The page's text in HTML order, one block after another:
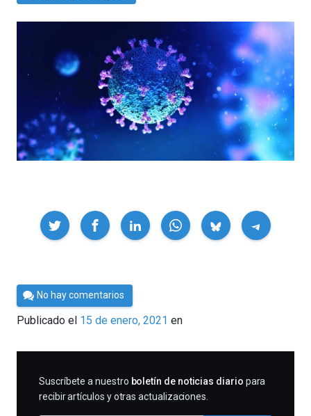
Compartir
Por
César
Tomé
No hay comentarios
Publicado el 15 de enero, 2021 en
SUSCRIBIRME
Suscríbete a nuestro boletín de noticias diario para
recibir artículos y otras actualizaciones.